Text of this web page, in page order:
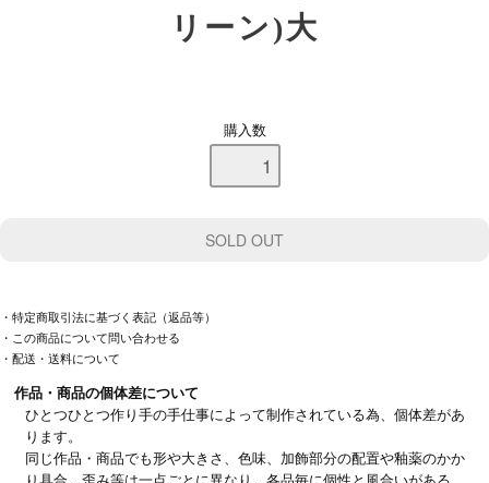
リーン)大
購入数
・特定商取引法に基づく表記（返品等）
・この商品について問い合わせる
・配送・送料について
作品・商品の個体差について
ひとつひとつ作り手の手仕事によって制作されている為、個体差があ
ります。
同じ作品・商品でも形や大きさ、色味、加飾部分の配置や釉薬のかか